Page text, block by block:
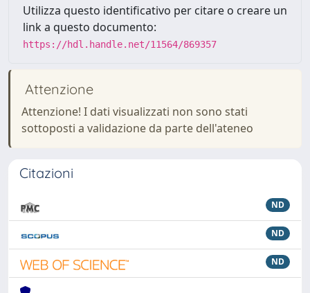
Utilizza questo identificativo per citare o creare un
link a questo documento:
https://hdl.handle.net/11564/869357
Attenzione
Attenzione! I dati visualizzati non sono stati
sottoposti a validazione da parte dell'ateneo
Citazioni
ND
ND
ND